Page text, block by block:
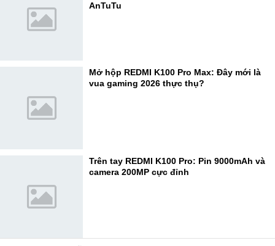
AnTuTu
Mở hộp REDMI K100 Pro Max: Đây mới là
vua gaming 2026 thực thụ?
Trên tay REDMI K100 Pro: Pin 9000mAh và
camera 200MP cực đỉnh